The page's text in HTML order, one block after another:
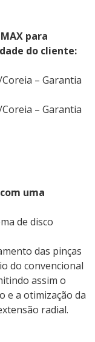
para
do cliente:
Coreia – Garantia
– Garantia
uma
de disco
das pinças
do convencional
assim o
e a otimização da
radial.